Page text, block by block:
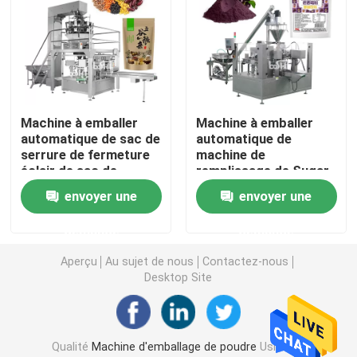
Machine de conditionnement de poche de Premade
Machine de remplissage de bouteilles automatique
Machine de remplissage de bouteilles semi
Accessoires de machine à emballer
Machine à emballer
automatique de sac de
serrure de fermeture
éclair de sac de
Premade de granule
de casse-croûte de
farine d'avoine de
envoyer une
Machine à emballer
automatique de
machine de
remplissage de Sugar
Powder Rice Powder
Flour de poudre de
cacao de Doybag
envoyer une
Aperçu Au sujet de nous
Contactez-nous
Desktop Site
Qualité Machine d'emballage de poudre Usine De